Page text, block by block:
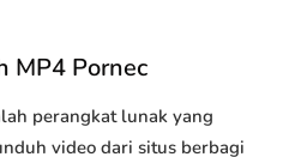
MP4 Pornec
perangkat lunak yang
video dari situs berbagi